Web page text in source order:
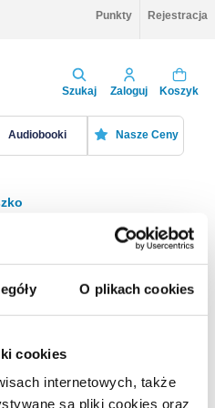
O plikach cookies
cookies
internetowych, także
są pliki cookies oraz
Punkty Rejestracja
Szukaj Zaloguj Koszyk
Audiobooki Nasze Ceny
Sortuj
Na stronie